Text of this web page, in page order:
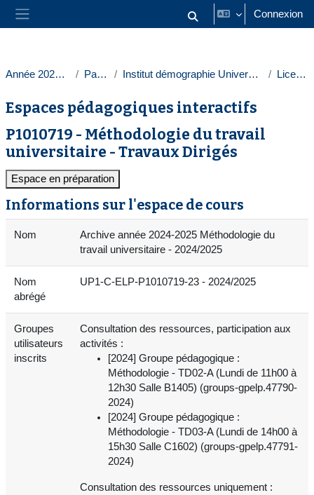
Passer au contenu principal
Panneau latéral Activer/désactiver la saisie
Connexion
Année 2024-2025 Paris 1 Institut démographie Université Paris 1 Licences
Espaces pédagogiques interactifs
P1010719 - Méthodologie du travail
universitaire - Travaux Dirigés
Espace en préparation
Informations sur l'espace de cours
Nom
Archive année 2024-2025 Méthodologie du
travail universitaire - 2024/2025
Nom
abrégé
UP1-C-ELP-P1010719-23 - 2024/2025
Groupes
utilisateurs
inscrits
Consultation des ressources, participation aux
activités :
[2024] Groupe pédagogique :
Méthodologie - TD02-A (Lundi de 11h00 à
12h30 Salle B1405) (groups-gpelp.47790-
2024)
[2024] Groupe pédagogique :
Méthodologie - TD03-A (Lundi de 14h00 à
15h30 Salle C1602) (groups-gpelp.47791-
2024)
Consultation des ressources uniquement :